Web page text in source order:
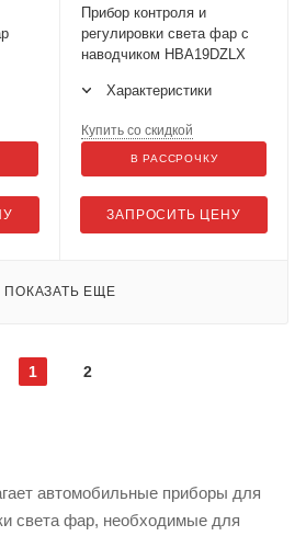
Прибор контроля и
регулировки света фар с
наводчиком HBA19DZLX
Характеристики
ЗАПРОСИТЬ ЦЕНУ
Купить со скидкой
В РАССРОЧКУ
ПОКАЗАТЬ ЕЩЕ
1 2
автомобильные приборы для
света фар, необходимые для